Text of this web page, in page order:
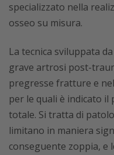
specializzato nella
osseo su misura.
La tecnica sviluppata
grave artrosi post-
pregresse fratture e
per le quali è indicato
totale. Si tratta di
limitano in maniera
conseguente zoppia, e